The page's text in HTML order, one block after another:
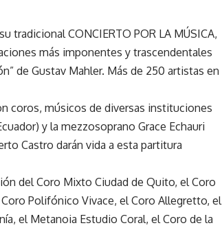
tradicional CONCIERTO POR LA MÚSICA,
más imponentes y trascendentales
de Gustav Mahler. Más de 250 artistas en
coros, músicos de diversas instituciones
y la mezzosoprano Grace Echauri
Castro darán vida a esta partitura
del Coro Mixto Ciudad de Quito, el Coro
Polifónico Vivace, el Coro Allegretto, el
el Metanoia Estudio Coral, el Coro de la